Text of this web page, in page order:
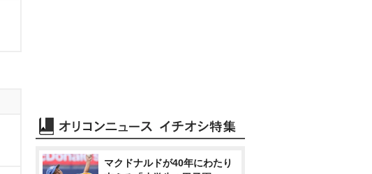
マクドナルドが40年にわたり